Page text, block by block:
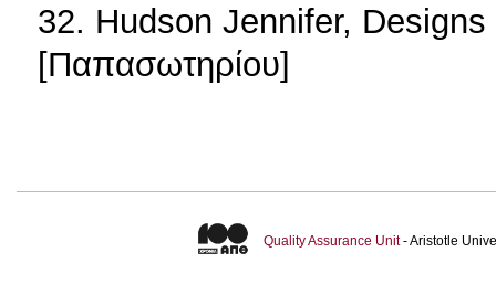
32. Hudson Jennifer,
[Παπασωτηρίου]
Quality Assurance Unit- Aristotle